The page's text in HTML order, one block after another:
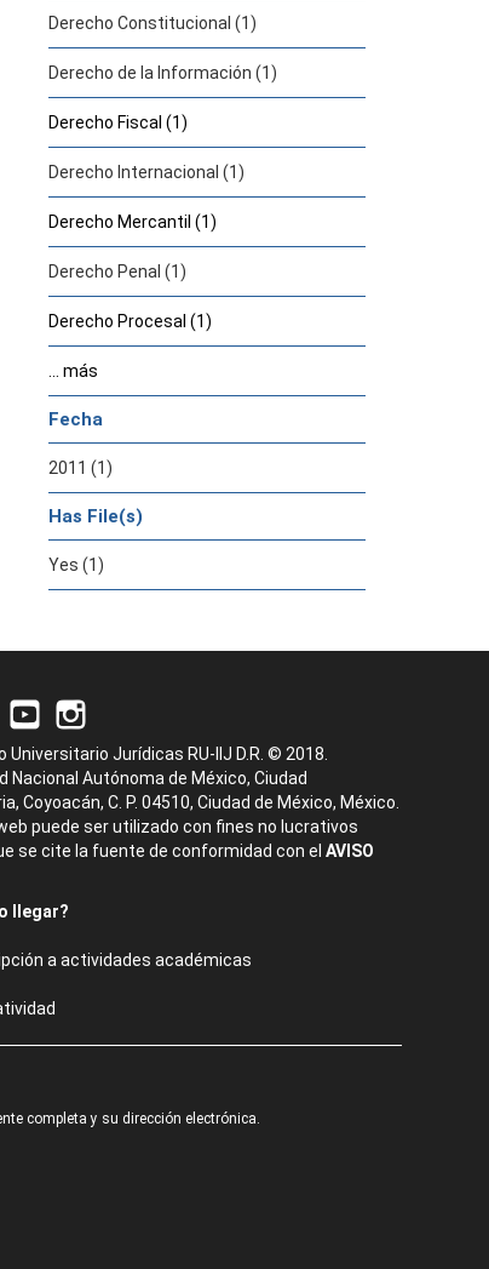
Derecho Constitucional (1)
Derecho de la Información (1)
Derecho Fiscal (1)
Derecho Internacional (1)
Derecho Mercantil (1)
Derecho Penal (1)
Derecho Procesal (1)
... más
Fecha
2011 (1)
Has File(s)
Yes (1)
Universitario Jurídicas RU-IIJ D.R. © 2018.
Nacional Autónoma de México, Ciudad
Coyoacán, C. P. 04510, Ciudad de México, México.
puede ser utilizado con fines no lucrativos
se cite la fuente de conformidad con el AVISO
llegar?
a actividades académicas
completa y su dirección electrónica.